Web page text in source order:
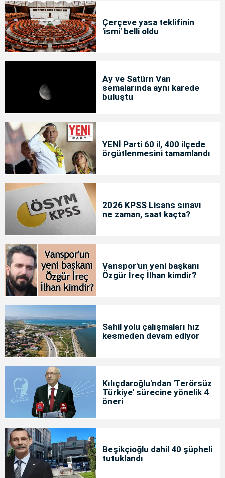
Çerçeve yasa teklifinin
'ismi' belli oldu
Ay ve Satürn Van
semalarında aynı karede
buluştu
YENİ Parti 60 il, 400 ilçede
örgütlenmesini tamamlandı
2026 KPSS Lisans sınavı
ne zaman, saat kaçta?
Vanspor'un yeni başkanı
Özgür İreç İlhan kimdir?
Sahil yolu çalışmaları hız
kesmeden devam ediyor
Kılıçdaroğlu'ndan 'Terörsüz
Türkiye' sürecine yönelik 4
öneri
Beşikçioğlu dahil 40 şüpheli
tutuklandı